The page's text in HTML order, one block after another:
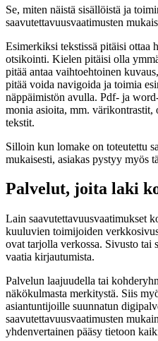
Se, miten näistä sisällöistä ja
saavutettavuusvaatimusten
Esimerkiksi tekstissä pitäisi ottaa
otsikointi. Kielen pitäisi olla
pitää antaa vaihtoehtoinen
pitää voida navigoida ja toimia
näppäimistön avulla. Pdf- ja
monia asioita, mm.
tekstit.
Silloin kun lomake on toteutettu
mukaisesti, asiakas pystyy myös
Palvelut, joita laki
Lain saavutettavuusvaatimukset
kuuluvien toimijoiden
ovat tarjolla verkossa. Sivusto
vaatia kirjautumista.
Palvelun laajuudella tai
näkökulmasta merkitystä. Siis
asiantuntijoille suunnatun
saavutettavuusvaatimusten
yhdenvertainen pääsy tietoon